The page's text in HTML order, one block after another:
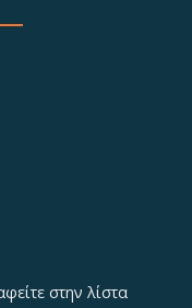
στην λίστα